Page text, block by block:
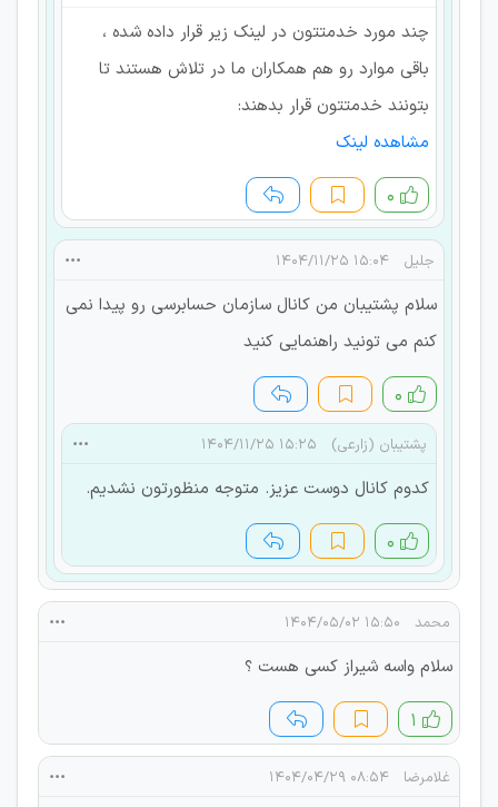
چند مورد خدمتتون در لینک زیر قرار داده شده ،
باقی موارد رو هم همکاران ما در تلاش هستند تا
بتونند خدمتتون قرار بدهند:
مشاهده لینک
۰
جلیل ۱۵:۰۴ ۱۴۰۴/۱۱/۲۵
سلام پشتیبان من کانال سازمان حسابرسی رو پیدا نمی
کنم می تونید راهنمایی کنید
۰
پشتیبان (زارعی) ۱۵:۲۵ ۱۴۰۴/۱۱/۲۵
کدوم کانال دوست عزیز. متوجه منظورتون نشدیم.
۰
محمد ۱۵:۵۰ ۱۴۰۴/۰۵/۰۲
سلام واسه شیراز کسی هست ؟
۱
غلامرضا ۰۸:۵۴ ۱۴۰۴/۰۴/۲۹